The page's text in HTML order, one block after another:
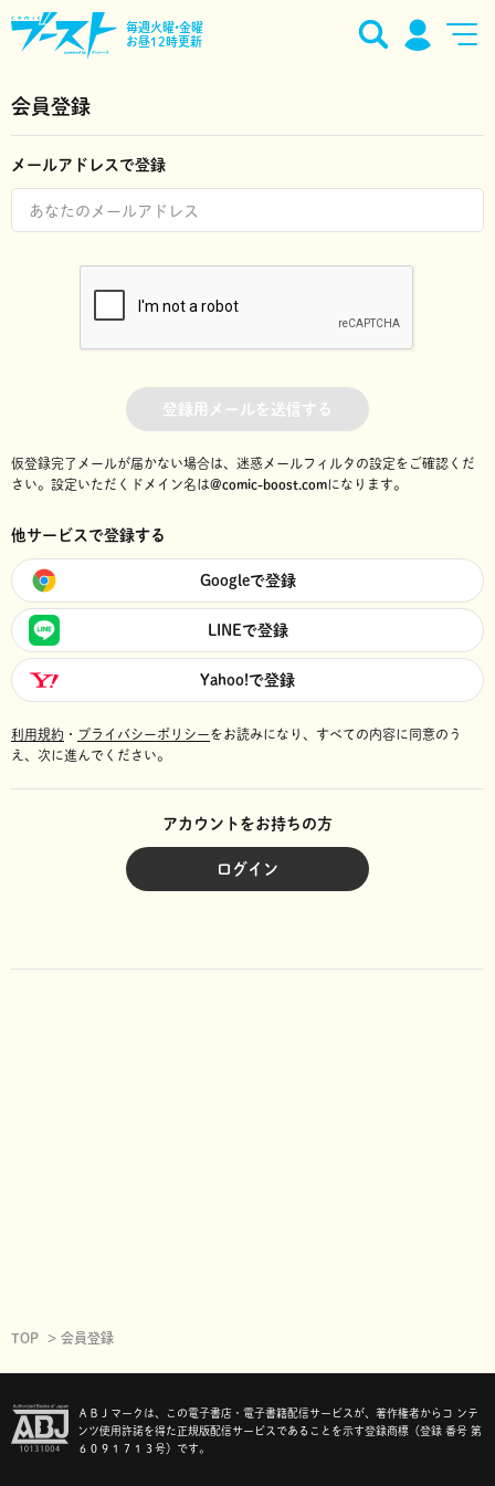
毎週火曜•金曜
お昼12時更新
会員登録
メールアドレスで登録
登録用メールを送信する
仮登録完了メールが届かない場合は、迷惑メールフィルタの設定をご確認くだ
さい。 設定いただくドメイン名は@comic-boost.comになります。
他サービスで登録する
Googleで登録
LINEで登録
Yahoo!で登録
利用規約 ・ プライバシーポリシーをお読みになり、 すべての内容に同意のう
え、次に進んでください。
アカウントをお持ちの方
ログイン
TOP 会員登録
ＡＢＪマークは、この電子書店・電子書籍配信サービスが、著作権者からコ ンテ
ンツ使用許諾を得た正規版配信サービスであることを示す登録商標（登録 番号 第
６０９１７１３号）です。